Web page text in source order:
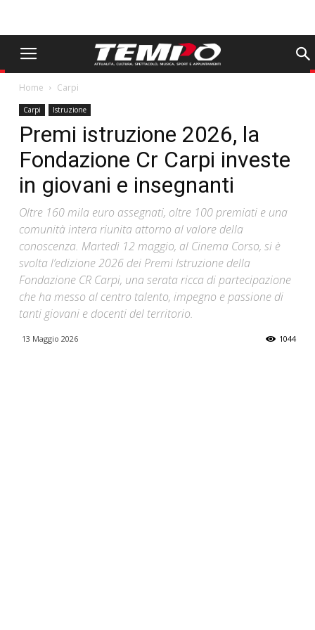
Home Carpi
Carpi Istruzione
Premi istruzione 2026, la
Fondazione Cr Carpi investe
in giovani e insegnanti
Oltre 160 mila euro assegnati, oltre 100 premiati e una
comunità intera riunita attorno al valore della
conoscenza. Martedì 12 maggio, al Cinema Corso, si è
svolta l’edizione 2026 dei Premi Istruzione della
Fondazione CR Carpi, una serata ricca di partecipazione
che ha messo al centro talento, impegno e passione di
tanti giovani e docenti del territorio.
13 Maggio 2026 1044